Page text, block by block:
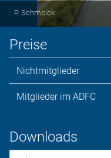
P. Schmolck
Preise
Nichtmitglieder
Mitglieder im ADFC
Downloads